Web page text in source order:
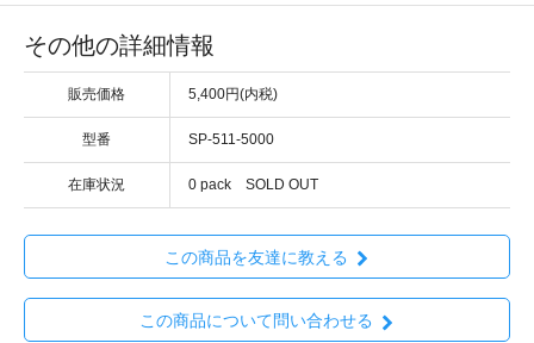
その他の詳細情報
販売価格 5,400円(内税)
型番 SP-511-5000
在庫状況 0 pack SOLD OUT
この商品を友達に教える
この商品について問い合わせる